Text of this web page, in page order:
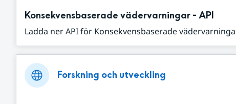
Konsekvensbaserade vädervarningar - API
Ladda ner API för Konsekvensbaserade
Forskning och utveckling